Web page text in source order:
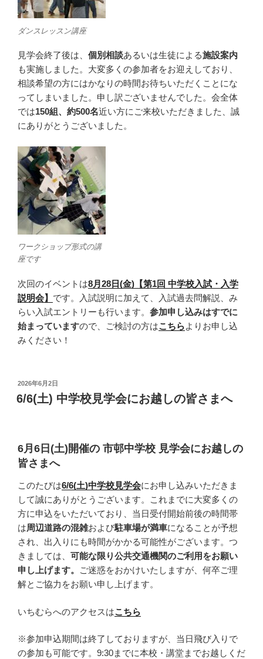
ダンスレッスン講座
見学会終了後は、 個別相談あるいは生徒による施設案内
も実施しました。大変多くの参加者をお迎えしており、
相談希望の方にはかなりの時間お待ちいただくことにな
ってしまいました。申し訳ございませんでした。会全体
では150組、約500名近い方にご来校いただきました、誠
にありがとうございました。
ワークショップ形式の講
座です
次回のイベントは8月28日(金)【第1回 中学校入試・入学
説明会】 です。入試説明に加えて、入試過去問解説、み
らい入試エントリーも行います。 参加申し込みはすでに
始まっていますので、ご検討の方はこちらよりお申し込
みください！
投
稿
日:
2026年6月2日
6/6(土) 中学校見学会にお越しの皆さまへ
6月6日(土)開催の 市邨中学校 見学会にお越しの
皆さまへ
このたびは6/6(土)中学校見学会にお申し込みいただきま
して誠にありがとうございます。これまでに大変多くの
方に申込をいただいており、当日受付開始前後の時間帯
は周辺道路の混雑および駐車場が満車になることが予想
され、出入りにも時間がかかる可能性がございます。つ
きましては、 可能な限り公共交通機関のご利用をお願い
申し上げます。
ご迷惑をおかけいたしますが、何卒ご理
解とご協力をお願い申し上げます。
いちむらへのアクセスはこちら
※参加申込期間は終了しておりますが、当日飛び入りで
の参加も可能です。9:30までに本校・講堂までお越しくだ